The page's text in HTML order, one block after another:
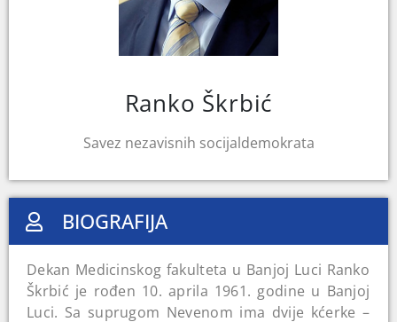
Ranko Škrbić
Savez nezavisnih socijaldemokrata
BIOGRAFIJA
Dekan Medicinskog fakulteta u Banjoj Luci Ranko
Škrbić je rođen 10. aprila 1961. godine u Banjoj
Luci. Sa suprugom Nevenom ima dvije kćerke –